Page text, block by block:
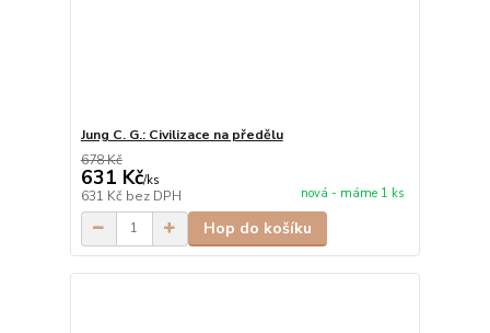
Jung C. G.: Civilizace na předělu
678 Kč
631 Kč/ks
631 Kč bez DPH nová - máme 1 ks
Hop do košíku